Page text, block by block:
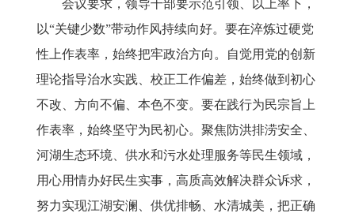
会议要求， 领导干部要示范引领、以上率下，
以“关键少数”带动作风持续向好。要在淬炼过硬党
性上作表率，始终把牢政治方向。自觉用党的创新
理论指导治水实践、校正工作偏差，始终做到初心
不改、方向不偏、本色不变。要在践行为民宗旨上
作表率，始终坚守为民初心。聚焦防洪排涝安全、
河湖生态环境、供水和污水处理服务等民生领域，
用心用情办好民生实事，高质高效解决群众诉求，
努力实现江湖安澜、供优排畅、水清城美，把正确